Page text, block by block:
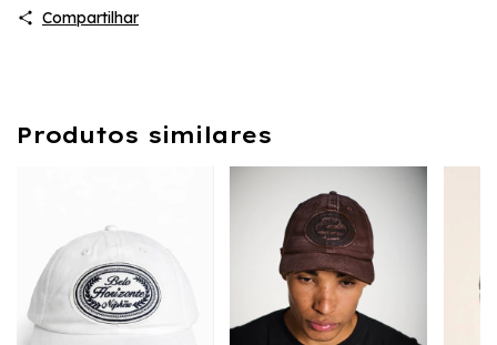
Compartilhar
Produtos similares